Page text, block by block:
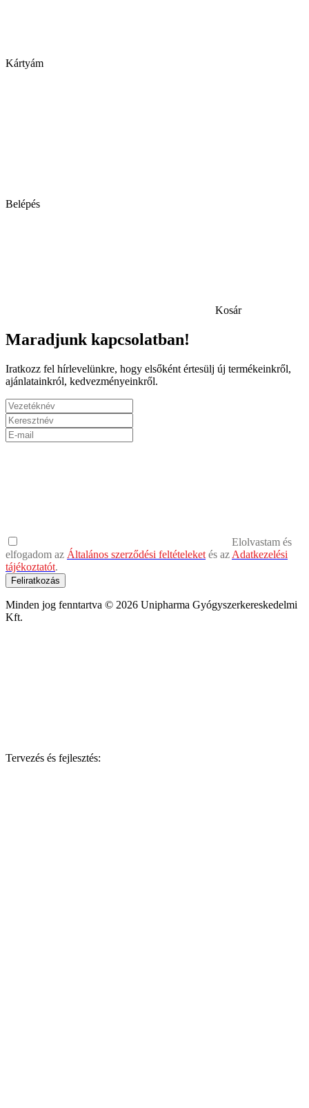
Kártyám
Belépés
Kosár
Maradjunk kapcsolatban!
Iratkozz fel hírlevelünkre, hogy elsőként értesülj új termékeinkről,
ajánlatainkról, kedvezményeinkről.
Elolvastam és
elfogadom az Általános szerződési feltételeket és az Adatkezelési
tájékoztatót.
Feliratkozás
Minden jog fenntartva © 2026 Unipharma Gyógyszerkereskedelmi
Kft.
Tervezés és fejlesztés: